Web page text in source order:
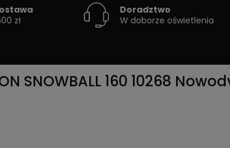
zł
Doradztwo
W doborze oświetlenia
SNOWBALL 160 10268